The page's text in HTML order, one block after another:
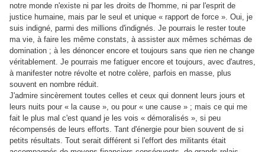
notre monde n'existe ni par les droits de l'homme, ni par l'esprit de
justice humaine, mais par le seul et unique « rapport de force ». Oui, je
suis indigné, parmi des millions d'indignés. Je pourrais le rester toute
ma vie, à faire les même constats, à assister aux mêmes schémas de
domination ; à les dénoncer encore et toujours sans que rien ne change
véritablement. Je pourrais me fatiguer encore et toujours, avec d'autres,
à manifester notre révolte et notre colère, parfois en masse, plus
souvent en nombre réduit.
J'admire sincèrement toutes celles et ceux qui donnent leurs jours et
leurs nuits pour « la cause », ou pour « une cause » ; mais ce qui me
fait le plus mal c'est quand je les vois « démoralisés », si peu
récompensés de leurs efforts. Tant d'énergie pour bien souvent de si
petits résultats. Tout serait différent si l'effort des militants était